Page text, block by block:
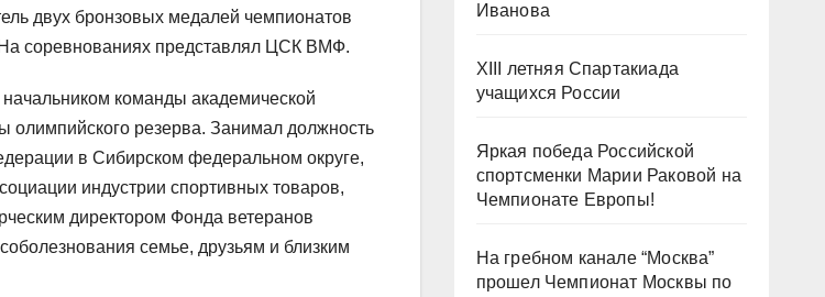
двух бронзовых медалей чемпионатов
соревнованиях представлял ЦСК ВМФ.
команды академической
олимпийского резерва. Занимал должность
в Сибирском федеральном округе,
индустрии спортивных товаров,
директором Фонда ветеранов
семье, друзьям и близким
Иванова
XIII летняя Спартакиада
учащихся России
Яркая победа Российской
спортсменки Марии Раковой на
Чемпионате Европы!
На гребном канале “Москва”
прошел Чемпионат Москвы по